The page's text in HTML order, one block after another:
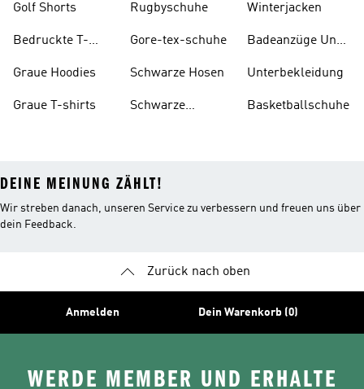
Golf Shorts
Bedruckte T-
Graue Hoodies
Graue T-shirts
Rugbyschuhe
Gore-tex-schuhe
Schwarze Hosen
Schwarze
Winterjacken
Badeanzüge Und
Unterbekleidung
Basketballschuhe
DEINE MEINUNG ZÄHLT!
Wir streben danach, unseren Service zu verbessern und freuen uns über
dein Feedback.
Zurück nach oben
Anmelden Dein Warenkorb (0)
WERDE MEMBER UND ERHALTE